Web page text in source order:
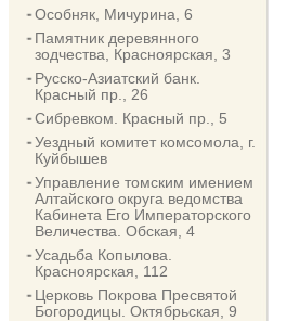
Особняк, Мичурина, 6
Памятник деревянного
зодчества, Красноярская, 3
Русско-Азиатский банк.
Красный пр., 26
Сибревком. Красный пр., 5
Уездный комитет комсомола, г.
Куйбышев
Управление томским имением
Алтайского округа ведомства
Кабинета Его Императорского
Величества. Обская, 4
Усадьба Копылова.
Красноярская, 112
Церковь Покрова Пресвятой
Богородицы. Октябрьская, 9